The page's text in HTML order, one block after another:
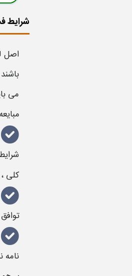
شرایط
اصل
می
کلی ،
نامه